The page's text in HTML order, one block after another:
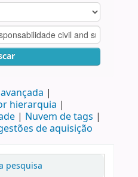
hierarquia
Nuvem de tags
de aquisição
pesquisa